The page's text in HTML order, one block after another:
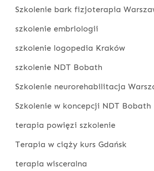
Szkolenie bark fizjoterapia
szkolenie embriologii
szkolenie logopedia Kraków
szkolenie NDT Bobath
Szkolenie neurorehabilitacja
Szkolenie w koncepcji NDT Bobath
terapia powięzi szkolenie
Terapia w ciąży kurs Gdańsk
terapia wisceralna